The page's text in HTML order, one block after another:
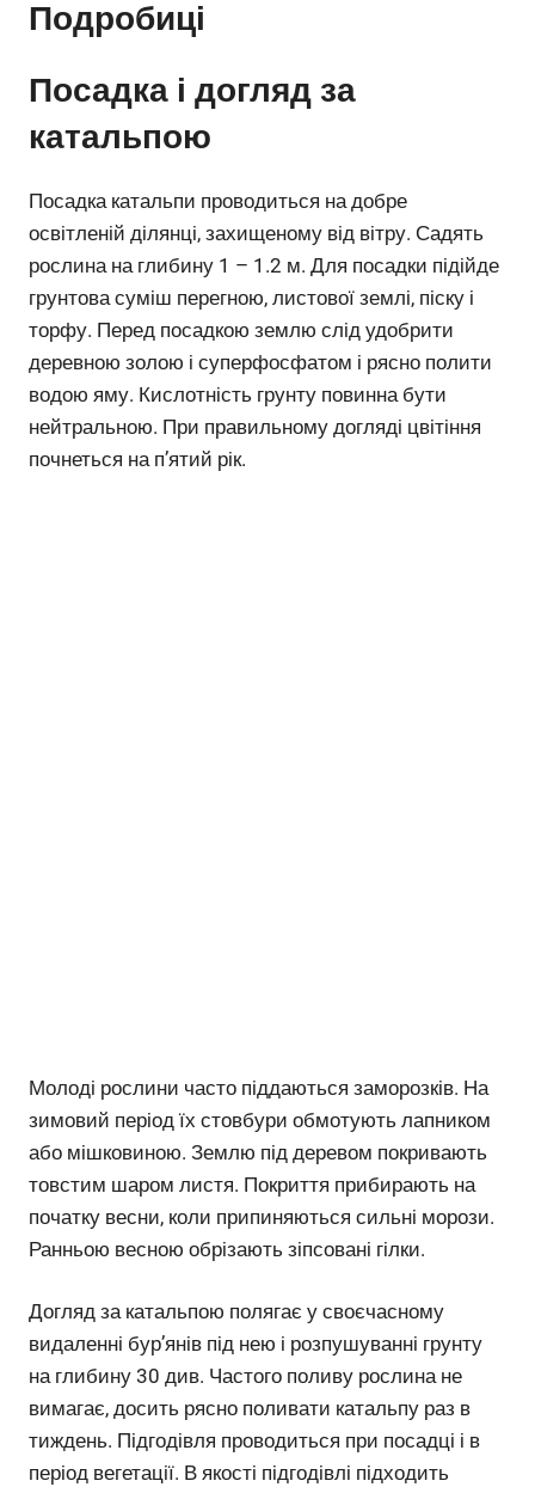
Подробиці
Посадка і догляд за
катальпою
Посадка катальпи проводиться на добре
освітленій ділянці, захищеному від вітру. Садять
рослина на глибину 1 – 1.2 м. Для посадки підійде
грунтова суміш перегною, листової землі, піску і
торфу. Перед посадкою землю слід удобрити
деревною золою і суперфосфатом і рясно полити
водою яму. Кислотність грунту повинна бути
нейтральною. При правильному догляді цвітіння
почнеться на п’ятий рік.
Молоді рослини часто піддаються заморозків. На
зимовий період їх стовбури обмотують лапником
або мішковиною. Землю під деревом покривають
товстим шаром листя. Покриття прибирають на
початку весни, коли припиняються сильні морози.
Ранньою весною обрізають зіпсовані гілки.
Догляд за катальпою полягає у своєчасному
видаленні бур’янів під нею і розпушуванні грунту
на глибину 30 див. Частого поливу рослина не
вимагає, досить рясно поливати катальпу раз в
тиждень. Підгодівля проводиться при посадці і в
період вегетації. В якості підгодівлі підходить